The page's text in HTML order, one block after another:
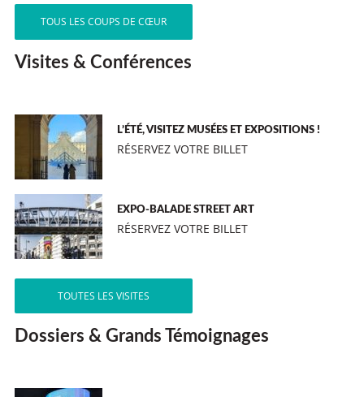
TOUS LES COUPS DE CŒUR
Visites & Conférences
L’ÉTÉ, VISITEZ MUSÉES ET EXPOSITIONS !
RÉSERVEZ VOTRE BILLET
EXPO-BALADE STREET ART
RÉSERVEZ VOTRE BILLET
TOUTES LES VISITES
Dossiers & Grands Témoignages